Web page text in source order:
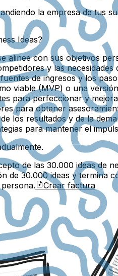
la empresa de tus
Ideas?
alinee con sus objetivos
y las
de ingresos y los
viable (MVP) o una
para perfeccionar y
para obtener
los resultados y de la
para mantener el
de las 30.000 ideas de
de 30.000 ideas y termina
Crear factura